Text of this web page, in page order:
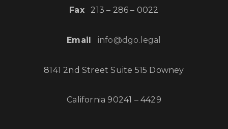
Fax213 – 286 – 0022
Email info@dgo.legal
8141 2nd Street Suite 515 Downey
California 90241 – 4429